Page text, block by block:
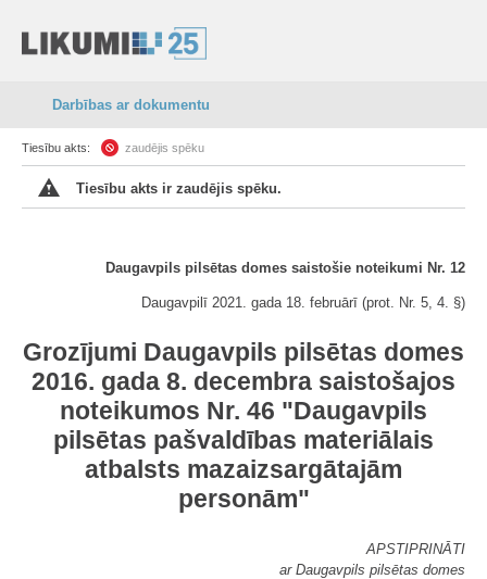
Darbības ar dokumentu
Tiesību akts: zaudējis spēku
Tiesību akts ir zaudējis spēku.
Daugavpils pilsētas domes saistošie noteikumi Nr. 12
Daugavpilī 2021. gada 18. februārī (prot. Nr. 5, 4. §)
Grozījumi Daugavpils pilsētas domes
2016. gada 8. decembra saistošajos
noteikumos Nr. 46 "Daugavpils
pilsētas pašvaldības materiālais
atbalsts mazaizsargātajām
personām"
APSTIPRINĀTI
ar Daugavpils pilsētas domes